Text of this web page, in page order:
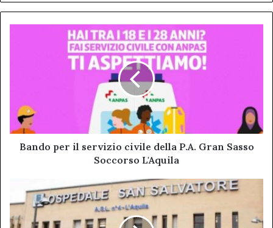
P.A.
Gran
Sasso
Soccorso
Bando per il servizio civile della P.A. Gran Sasso
Soccorso L'Aquila
sanitaria:
la
ASL